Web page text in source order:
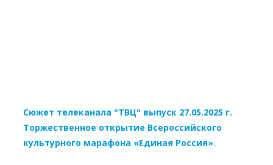
Сюжет телеканала "ТВЦ" выпуск 27.05.2025 г.
Торжественное открытие Всероссийского
культурного марафона «Единая Россия».